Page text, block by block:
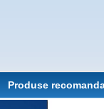
Produse